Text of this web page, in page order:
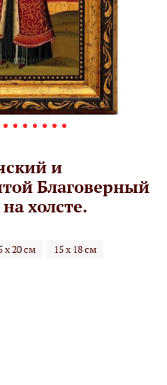
и
Благоверный
холсте.
х 20 см
15 х 18 см